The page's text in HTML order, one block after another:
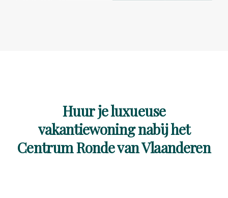
Huur je luxueuse
vakantiewoning nabij het
Centrum Ronde van Vlaanderen